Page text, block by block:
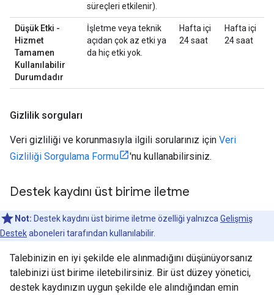
süreçleri etkilenir).
Düşük Etki -
Hizmet
Tamamen
Kullanılabilir
Durumdadır
İşletme veya teknik
açıdan çok az etki ya
da hiç etki yok.
Hafta içi
24 saat
Hafta içi
24 saat
Gizlilik sorguları
Veri gizliliği ve korunmasıyla ilgili sorularınız için Veri
Gizliliği Sorgulama Formu
'nu kullanabilirsiniz.
Destek kaydını üst birime iletme
Not: Destek kaydını üst birime iletme özelliği yalnızca Gelişmiş
Destekaboneleri tarafından kullanılabilir.
Talebinizin en iyi şekilde ele alınmadığını düşünüyorsanız
talebinizi üst birime iletebilirsiniz. Bir üst düzey yönetici,
destek kaydınızın uygun şekilde ele alındığından emin